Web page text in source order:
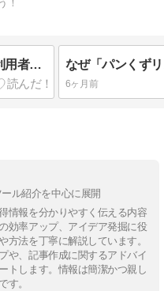
！
血の気が引いた「怖い話」（Ｘ利用者は要注意） なぜ「パンくず
6ヶ月前
ル紹介を中心に展開
情報を分かりやすく伝える内容
効率アップ、アイデア発掘に役
方法を丁寧に解説しています。
や、記事作成に関するアドバイ
トします。情報は簡潔かつ親し
す。